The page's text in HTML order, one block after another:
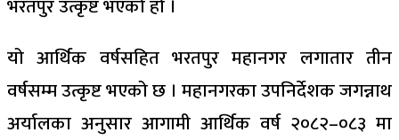
भरतपुर उत्कृष्ट भएको हो ।
यो आर्थिक वर्षसहित भरतपुर महानगर लगातार तीन
वर्षसम्म उत्कृष्ट भएको छ । महानगरका उपनिर्देशक जगन्नाथ
अर्यालका अनुसार आगामी आर्थिक वर्ष २०८२–०८३ मा